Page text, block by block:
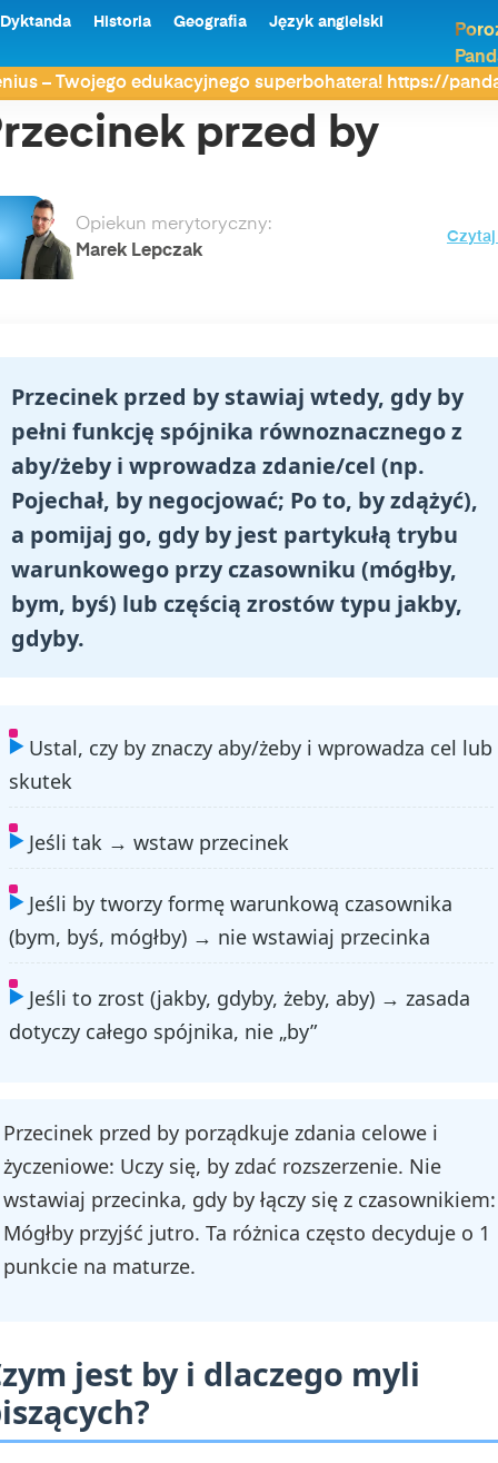
Dyktanda Historia Geografia Język angielski
– Twojego edukacyjnego superbohatera! https://
by
przed by
Opiekun merytoryczny:
Marek Lepczak
Przecinek przed by stawiaj wtedy, gdy by
pełni funkcję spójnika równoznacznego z
aby/żeby i wprowadza zdanie/cel (np.
Pojechał, by negocjować; Po to, by zdążyć),
a pomijaj go, gdy by jest partykułą trybu
warunkowego przy czasowniku (mógłby,
bym, byś) lub częścią zrostów typu jakby,
gdyby.
Ustal, czy by znaczy aby/żeby i wprowadza cel lub
skutek
Jeśli tak → wstaw przecinek
Jeśli by tworzy formę warunkową czasownika
(bym, byś, mógłby) → nie wstawiaj przecinka
Jeśli to zrost (jakby, gdyby, żeby, aby) → zasada
dotyczy całego spójnika, nie „by”
Przecinek przed by porządkuje zdania celowe i
życzeniowe: Uczy się, by zdać rozszerzenie. Nie
wstawiaj przecinka, gdy by łączy się z czasownikiem:
Mógłby przyjść jutro. Ta różnica często decyduje o 1
punkcie na maturze.
jest by i dlaczego myli